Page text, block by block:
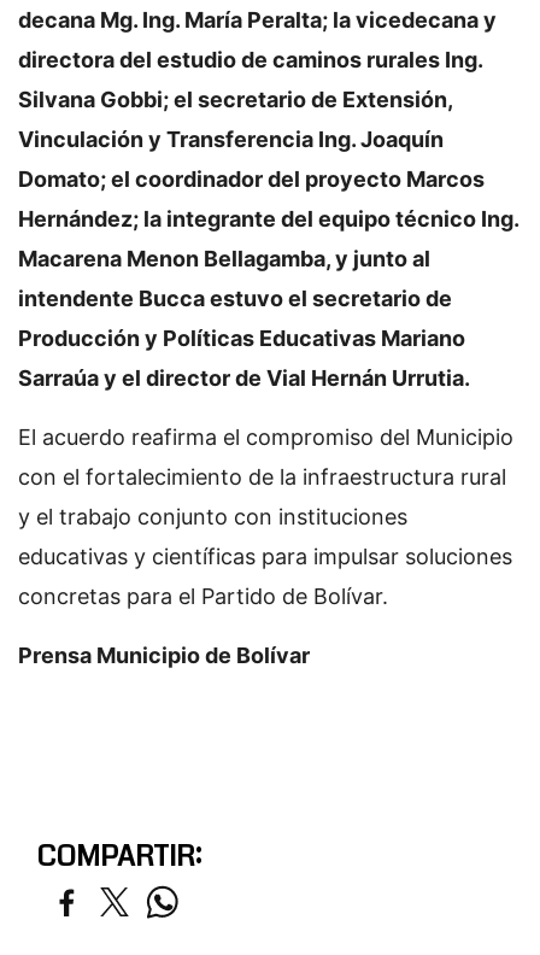
decana Mg. Ing. María Peralta; la vicedecana y
directora del estudio de caminos rurales Ing.
Silvana Gobbi; el secretario de Extensión,
Vinculación y Transferencia Ing. Joaquín
Domato; el coordinador del proyecto Marcos
Hernández; la integrante del equipo técnico Ing.
Macarena Menon Bellagamba, y junto al
intendente Bucca estuvo el secretario de
Producción y Políticas Educativas Mariano
Sarraúa y el director de Vial Hernán Urrutia.
El acuerdo reafirma el compromiso del Municipio
con el fortalecimiento de la infraestructura rural
y el trabajo conjunto con instituciones
educativas y científicas para impulsar soluciones
concretas para el Partido de Bolívar.
Prensa Municipio de Bolívar
COMPARTIR: